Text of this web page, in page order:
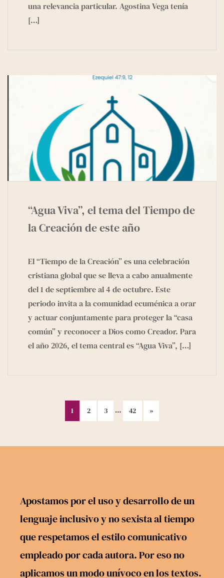
una relevancia particular. Agostina Vega tenía
[…]
“Agua Viva”, el tema del Tiempo de
la Creación de este año
El “Tiempo de la Creación” es una celebración
cristiana global que se lleva a cabo anualmente
del 1 de septiembre al 4 de octubre. Este
periodo invita a la comunidad ecuménica a orar
y actuar conjuntamente para proteger la “casa
común” y reconocer a Dios como Creador. Para
el año 2026, el tema central es “Agua Viva”, […]
1 2 3 … 42 »
Apostamos por el uso y desarrollo de un
lenguaje inclusivo y no sexista al tiempo
que respetamos el estilo comunicativo
empleado por cada autora. Por eso no
aplicamos un modo unívoco en los textos.